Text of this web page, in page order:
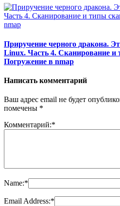
Приручение черного дракона.
Linux. Часть 4. Сканирование и
Погружение в nmap
Написать комментарий
Ваш адрес email не будет
помечены *
Комментарий:*
Name:*
Email Address:*